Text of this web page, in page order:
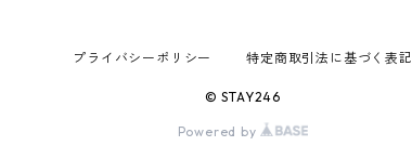
プライバシーポリシー 特定商取引法に基づく表記
© STAY246
Powered by